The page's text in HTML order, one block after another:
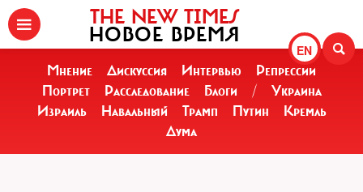
EN
THE NEW TIMES
НОВОЕ ВРЕМЯ
Мнение Дискуссия Интервью
Репрессии
Портрет
Расследование Блоги /
Украина
Израиль
Навальный Трамп Путин
Кремль
Дума